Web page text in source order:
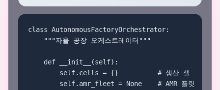
class AutonomousFactoryOrchestrator:
    """자율 공장 오케스트레이터"""
    def __init__(self):
        self.cells = {}          # 생산 셀
        self.amr_fleet = None    # AMR 플릿